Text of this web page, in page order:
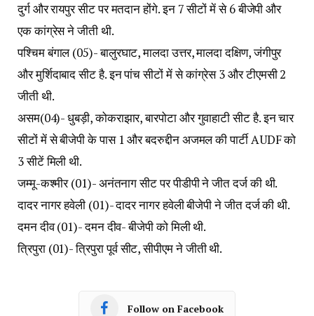
दुर्ग और रायपुर सीट पर मतदान होंगे. इन 7 सीटों में से 6 बीजेपी और
एक कांग्रेस ने जीती थी.
पश्चिम बंगाल (05)- बालुरघाट, मालदा उत्तर, मालदा दक्षिण, जंगीपुर
और मुर्शिदाबाद सीट है. इन पांच सीटों में से कांग्रेस 3 और टीएमसी 2
जीती थी.
असम(04)- धुबड़ी, कोकराझार, बारपोटा और गुवाहाटी सीट है. इन चार
सीटों में से बीजेपी के पास 1 और बदरुद्दीन अजमल की पार्टी AUDF को
3 सीटें मिली थी.
जम्मू-कश्मीर (01)- अनंतनाग सीट पर पीडीपी ने जीत दर्ज की थी.
दादर नागर हवेली (01)- दादर नागर हवेली बीजेपी ने जीत दर्ज की थी.
दमन दीव (01)- दमन दीव- बीजेपी को मिली थी.
त्रिपुरा (01)- त्रिपुरा पूर्व सीट, सीपीएम ने जीती थी.
Follow on Facebook